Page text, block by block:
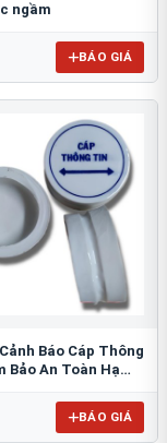
ngầm
BÁO GIÁ
Báo Cáp Thông
Bảo An Toàn Hạ
BÁO GIÁ